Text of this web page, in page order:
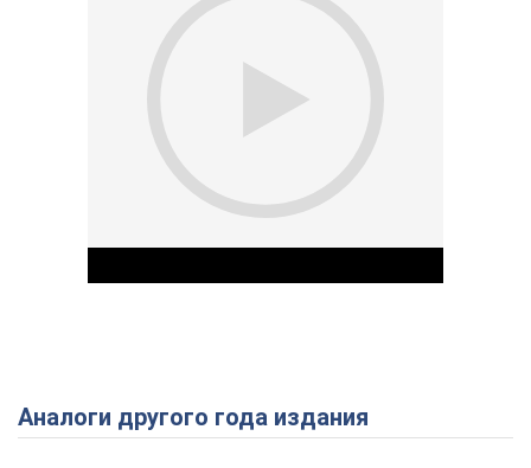
Play Video
Аналоги другого года издания